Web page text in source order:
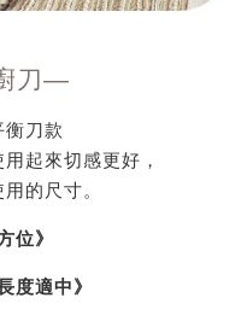
刀—
衡刀款
起來切感更好，
的尺寸。
位》
度適中》